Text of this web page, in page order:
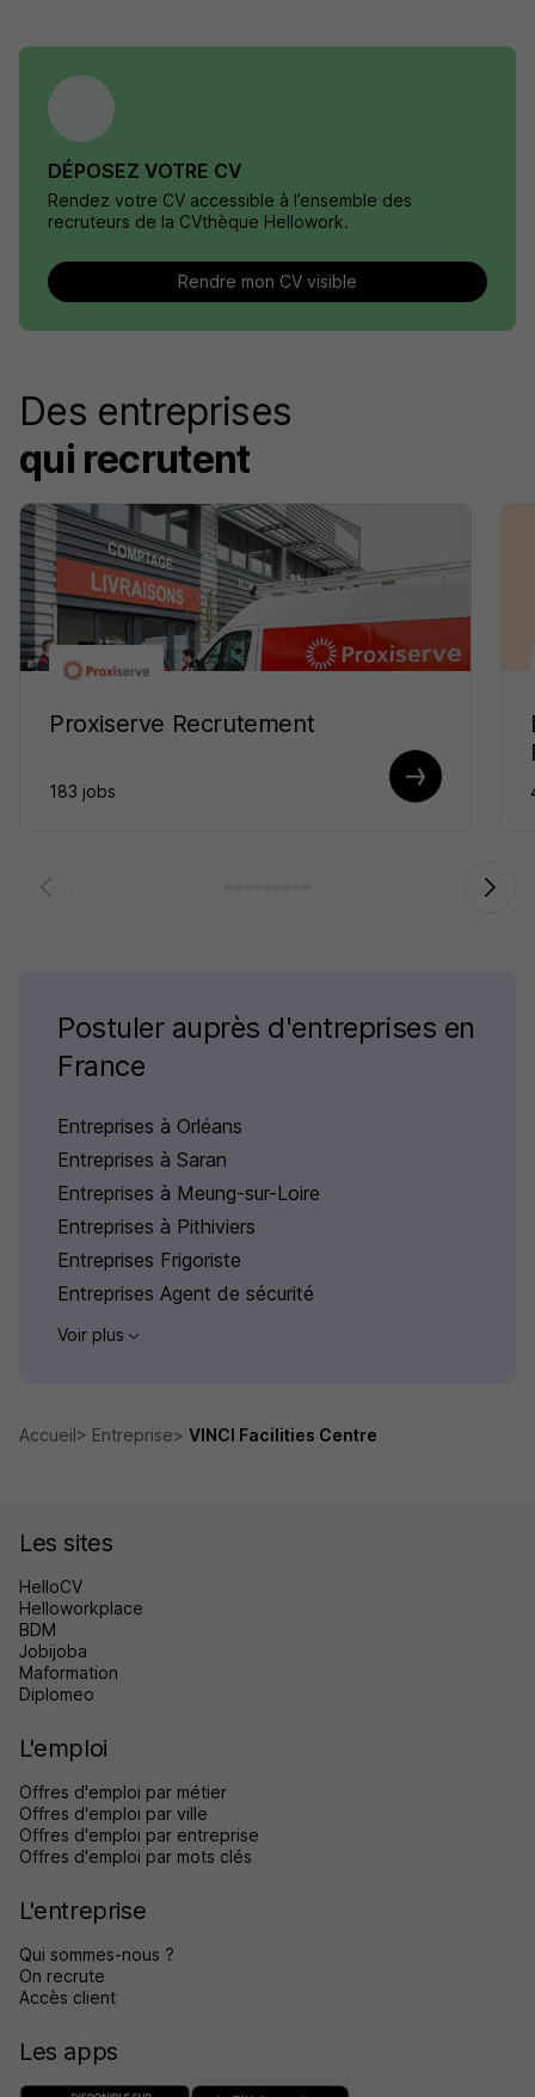
DÉPOSEZ VOTRE CV
Rendez votre CV accessible à l’ensemble des
recruteurs de la CVthèque Hellowork.
Rendre mon CV visible
Des entreprises
qui recrutent
Proxiserve Recrutement
183 jobs
Postuler auprès d'entreprises en
France
Entreprises à Orléans
Entreprises à Saran
Entreprises à Meung-sur-Loire
Entreprises à Pithiviers
Entreprises Frigoriste
Entreprises Agent de sécurité
Voir plus
Accueil Entreprise VINCI Facilities Centre
Les sites
HelloCV
Helloworkplace
BDM
Jobijoba
Maformation
Diplomeo
L'emploi
Offres d'emploi par métier
Offres d'emploi par ville
Offres d'emploi par entreprise
Offres d'emploi par mots clés
L'entreprise
Qui sommes-nous ?
On recrute
Accès client
Les apps